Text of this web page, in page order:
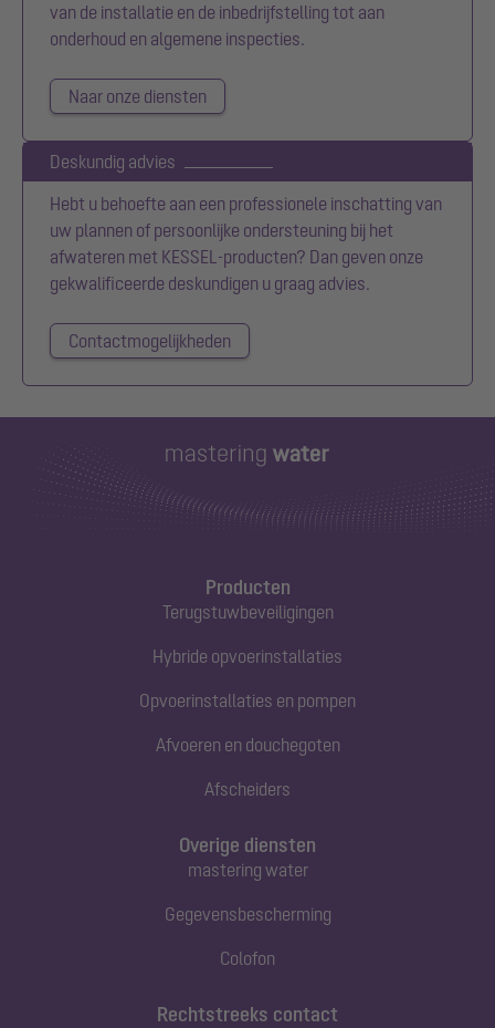
van de installatie en de inbedrijfstelling tot aan
onderhoud en algemene inspecties.
Naar onze diensten
Deskundig advies
Hebt u behoefte aan een professionele inschatting van
uw plannen of persoonlijke ondersteuning bij het
afwateren met KESSEL-producten? Dan geven onze
gekwalificeerde deskundigen u graag advies.
Contactmogelijkheden
Producten
Terugstuwbeveiligingen
Hybride opvoerinstallaties
Opvoerinstallaties en pompen
Afvoeren en douchegoten
Afscheiders
Rechtstreeks contact
Overige diensten
mastering water
Gegevensbescherming
Colofon